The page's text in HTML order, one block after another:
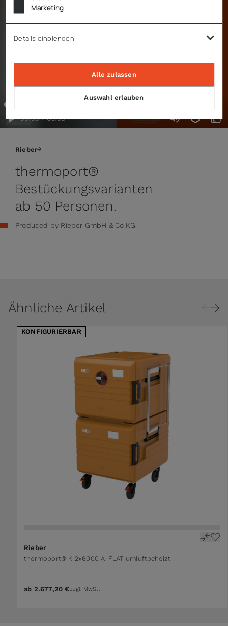
Rieber
thermoport®
Bestückungsvarianten
ab 50 Personen.
Produced by Rieber GmbH & Co.KG
00:00 / 03:33
Ähnliche Artikel
KONFIGURIERBAR
Rieber
thermoport® K 2x6000 A-FLAT umluftbeheizt
The price depends on the options chosen on the
ab 2.677,20 €zzgl. MwSt.
Marketing
Details einblenden
Auswahl erlauben
Alle zulassen